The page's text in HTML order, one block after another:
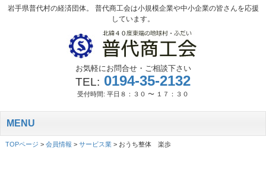
岩手県普代村の経済団体。 普代商工会は小規模企業や中小企業の皆さんを応援
しています。
お気軽にお問合せ・ご相談下さい
TEL: 0194-35-2132
受付時間: 平日８：３０ 〜 １７：３０
MENU
TOPページ > 会員情報 > サービス業> おうち整体 楽歩